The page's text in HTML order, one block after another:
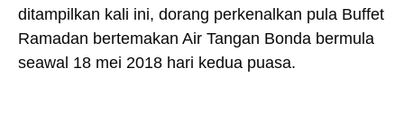
ditampilkan kali ini, dorang perkenalkan pula Buffet
Ramadan bertemakan Air Tangan Bonda bermula
seawal 18 mei 2018 hari kedua puasa.